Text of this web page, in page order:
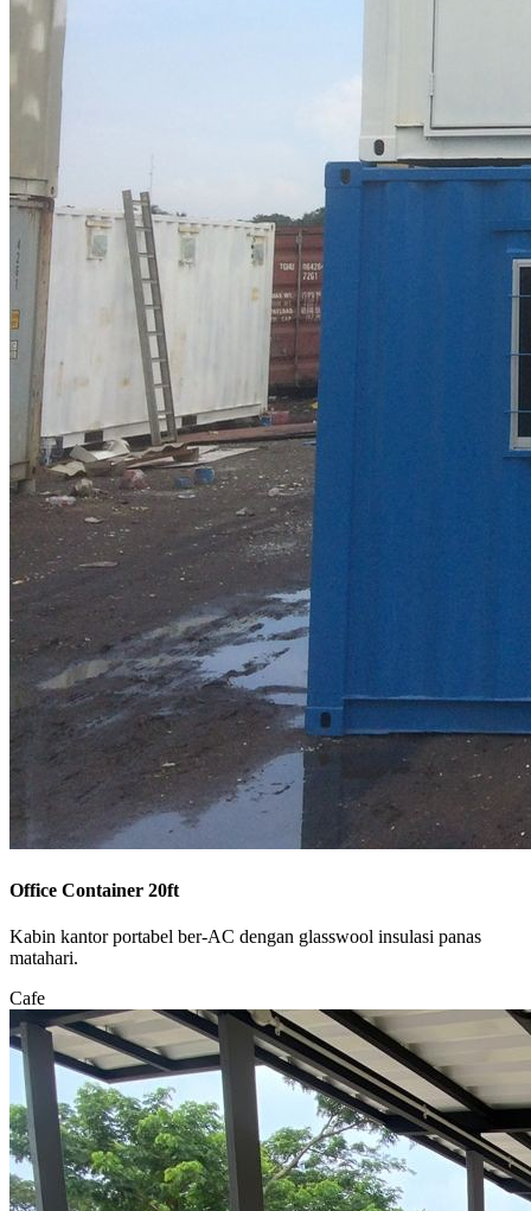
Office Container 20ft
Kabin kantor portabel ber-AC dengan glasswool insulasi panas
matahari.
Cafe